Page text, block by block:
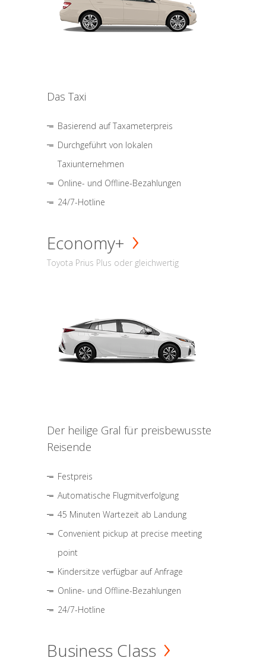
Das Taxi
Basierend auf Taxameterpreis
Durchgeführt von lokalen
Taxiunternehmen
Online- und Offline-Bezahlungen
24/7-Hotline
Economy+
Toyota Prius Plus oder gleichwertig
Der heilige Gral für preisbewusste
Reisende
Festpreis
Automatische Flugmitverfolgung
45 Minuten Wartezeit ab Landung
Convenient pickup at precise meeting
point
Kindersitze verfügbar auf Anfrage
Online- und Offline-Bezahlungen
24/7-Hotline
Business Class